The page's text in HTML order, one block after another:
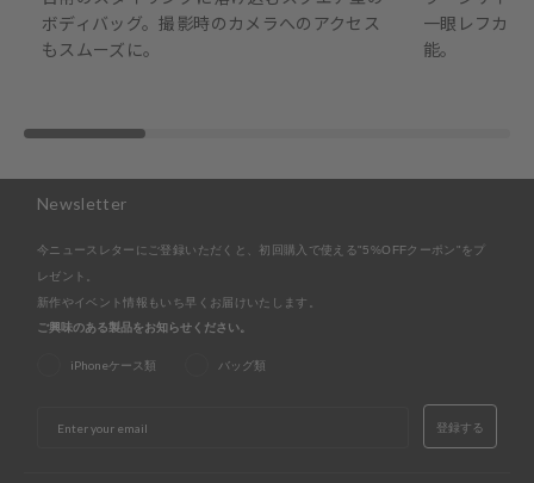
ボディバッグ。撮影時のカメラへのアクセス
もスムーズに。
一眼レフカメ
能。
Newsletter
今ニュースレターにご登録いただくと、初回購入で使える"5%OFFクーポン"をプ
レゼント。
新作やイベント情報もいち早くお届けいたします。
ご興味のある製品をお知らせください。
iPhoneケース類 バッグ類
登録する